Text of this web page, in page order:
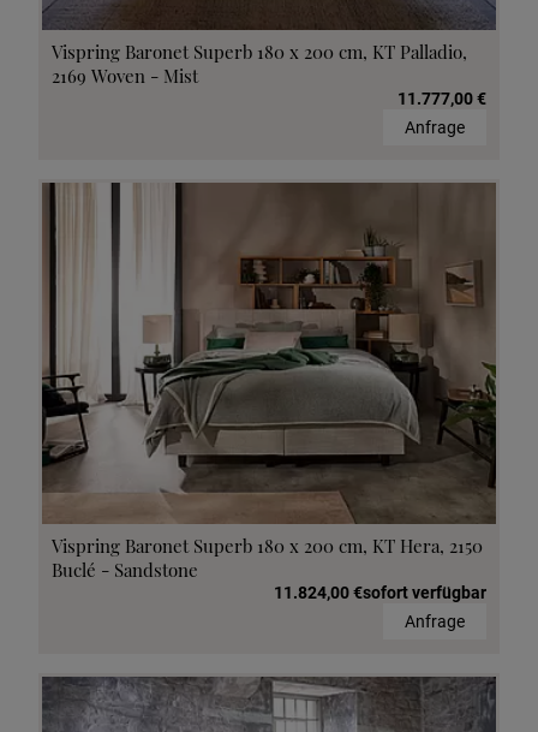
Vispring Baronet Superb 180 x 200 cm, KT Palladio,
2169 Woven - Mist
11.777,00 €
Anfrage
Vispring Baronet Superb 180 x 200 cm, KT Hera, 2150
Buclé - Sandstone
11.824,00 €sofort verfügbar
Anfrage